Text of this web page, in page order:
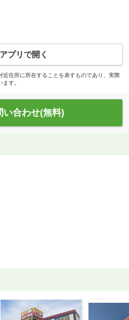
プリで開く
住所に所在することを表すものであり、実際
す。
い合わせ(無料)